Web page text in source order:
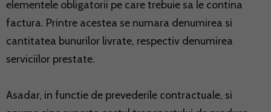
elementele obligatorii pe care trebuie sa le contina
factura. Printre acestea se numara denumirea si
cantitatea bunurilor livrate, respectiv denumirea
serviciilor prestate.
Asadar, in functie de prevederile contractuale, si